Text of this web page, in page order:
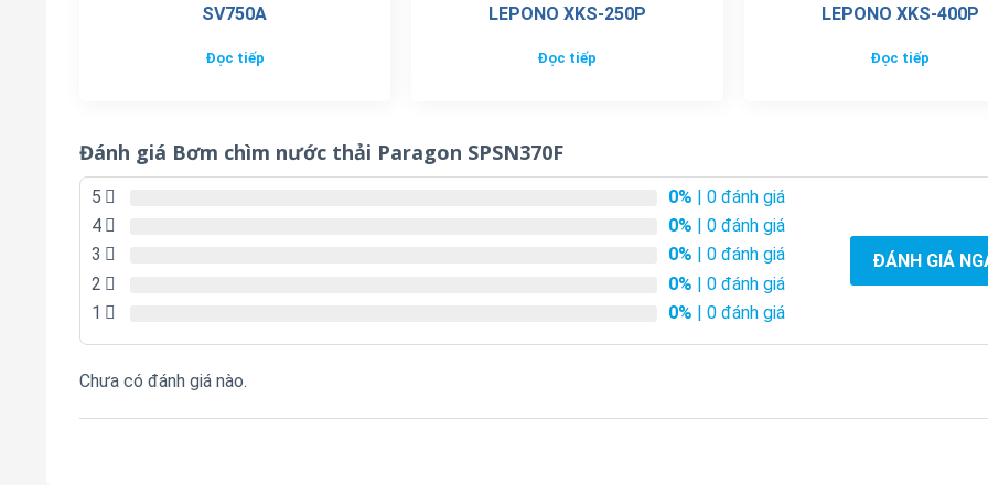
SV750A
Đọc tiếp
LEPONO XKS-250P
Đọc tiếp
LEPONO XKS-400P
Đọc tiếp
Đánh giá Bơm chìm nước thải Paragon SPSN370F
5 0% | 0 đánh giá
4
0% | 0 đánh giá
3
0% | 0 đánh giá
2
0% | 0 đánh giá
1
0% | 0 đánh giá
ĐÁNH GIÁ
Chưa có đánh giá nào.